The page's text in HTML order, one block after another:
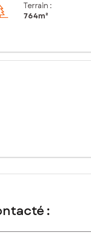
Terrain :
764m²
pour son
un équilibre parfait
promesses.: